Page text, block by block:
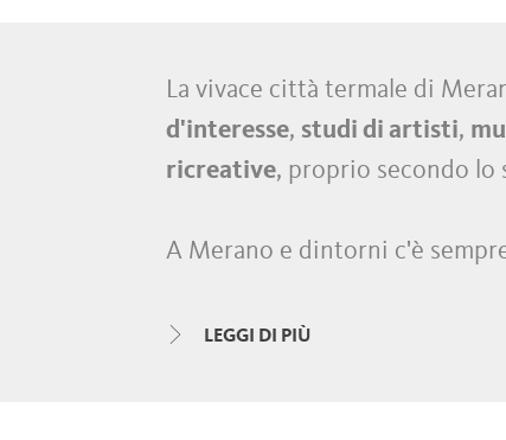
La vivace città termale di
d'interesse, studi di artisti,
ricreative, proprio secondo lo
A Merano e dintorni c'è
artigianato. La sera è il turno di
LEGGI DI PIÙ